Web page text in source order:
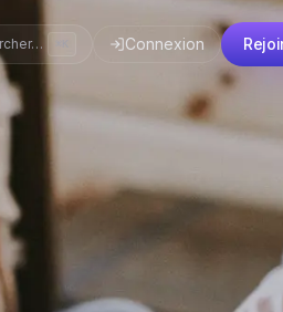
Connexion